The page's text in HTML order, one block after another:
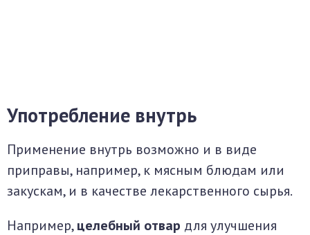
Употребление внутрь
Применение внутрь возможно и в виде
приправы, например, к мясным блюдам или
закускам, и в качестве лекарственного сырья.
Например,целебный отвар для улучшения